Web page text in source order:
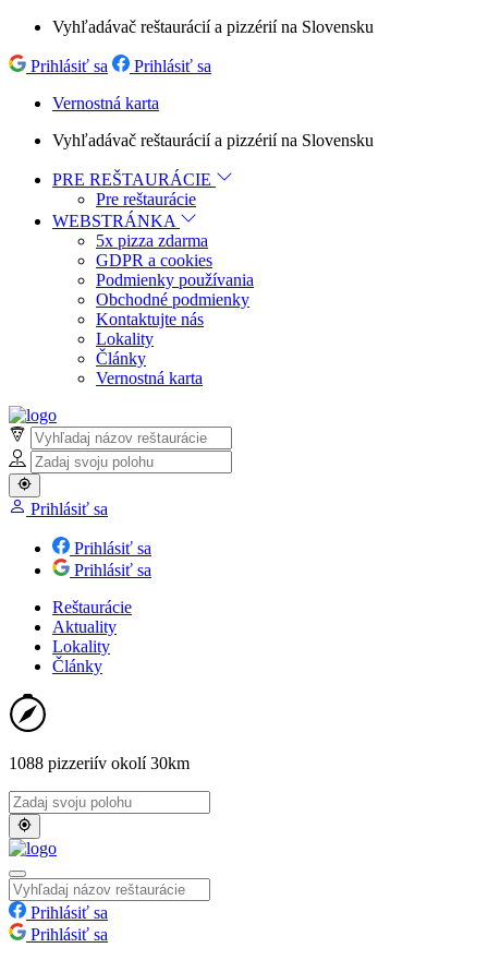
Vyhľadávač reštaurácií a pizzérií na Slovensku
Prihlásiť sa
Prihlásiť sa
Vernostná karta
Vyhľadávač reštaurácií a pizzérií na Slovensku
PRE REŠTAURÁCIE
Pre reštaurácie
WEBSTRÁNKA
5x pizza zdarma
GDPR a cookies
Podmienky používania
Obchodné podmienky
Kontaktujte nás
Lokality
Články
Vernostná karta
Prihlásiť sa
Prihlásiť sa
Prihlásiť sa
Reštaurácie
Aktuality
Lokality
Články
1088 pizzeriív okolí 30km
Prihlásiť sa
Prihlásiť sa